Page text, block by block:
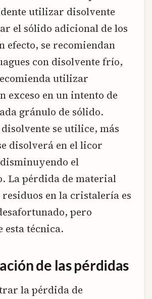
utilizar disolvente
el sólido adicional de los
efecto, se recomiendan
con disolvente frío,
utilizar
exceso en un intento de
gránulo de sólido.
se utilice, más
disolverá en el licor
el
La pérdida de material
residuos en la cristalería es
pero
esta técnica.
de las pérdidas
la pérdida de